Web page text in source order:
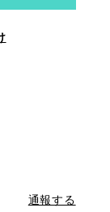
通報する